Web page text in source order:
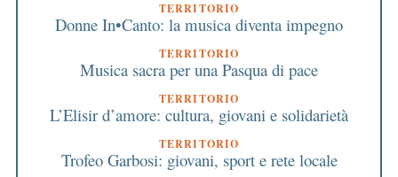
TERRITORIO
Donne In•Canto: la musica diventa impegno
TERRITORIO
Musica sacra per una Pasqua di pace
TERRITORIO
L’Elisir d’amore: cultura, giovani e solidarietà
TERRITORIO
Trofeo Garbosi: giovani, sport e rete locale